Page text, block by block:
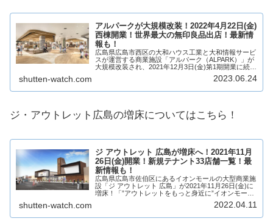
アルパークが大規模改装！2022年4月22日(金)
西棟開業！世界最大の無印良品出店！最新情
報も！
広島県広島市西区の大和ハウス工業と大和情報サービ
スが運営する商業施設「アルパーク（ALPARK）」が
大規模改装され、2021年12月3日(金)第1期開業に続
き、2022年4月22日(金)には西棟開業！西館が2022年
shutten-watch.com 2023.06.24
ジ・アウトレット広島の増床についてはこちら！
ジ アウトレット 広島が増床へ！2021年11月
26日(金)開業！新規テナント33店舗一覧！最
新情報も！
広島県広島市佐伯区にあるイオンモールの大型商業施
設「ジ アウトレット 広島」が2021年11月26日(金)に
増床！「”アウトレットをもっと身近に”イオンモール
だからできる地域創生型アウトレットモール」をテー
shutten-watch.com 2022.04.11